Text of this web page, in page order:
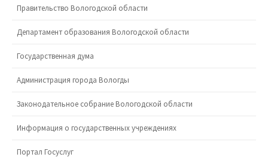
Правительство Вологодской области
Департамент образования Вологодской области
Государственная дума
Администрация города Вологды
Законодательное собрание Вологодской области
Информация о государственных учреждениях
Портал Госуслуг